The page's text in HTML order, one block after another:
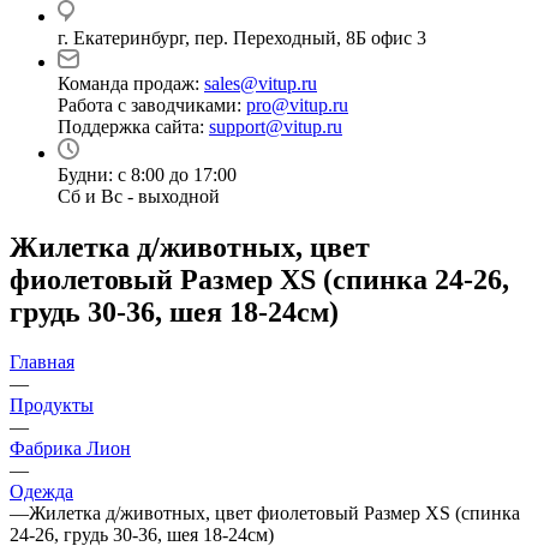
г. Екатеринбург, пер. Переходный, 8Б офис 3
Команда продаж: sales@vitup.ru
Работа с заводчиками: pro@vitup.ru
Поддержка сайта: support@vitup.ru
Будни: с 8:00 до 17:00
Сб и Вс - выходной
Жилетка д/животных, цвет
фиолетовый Размер XS (спинка 24-26,
грудь 30-36, шея 18-24см)
Главная
—
Продукты
—
Фабрика Лион
—
Одежда
—Жилетка д/животных, цвет фиолетовый Размер XS (спинка
24-26, грудь 30-36, шея 18-24см)